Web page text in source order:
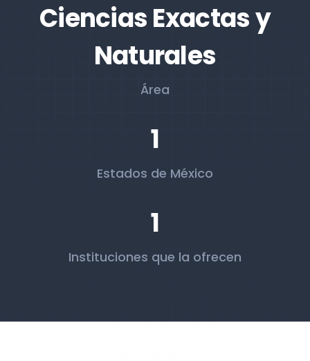
Ciencias Exactas y
Naturales
Área
1
Estados de México
1
Instituciones que la ofrecen